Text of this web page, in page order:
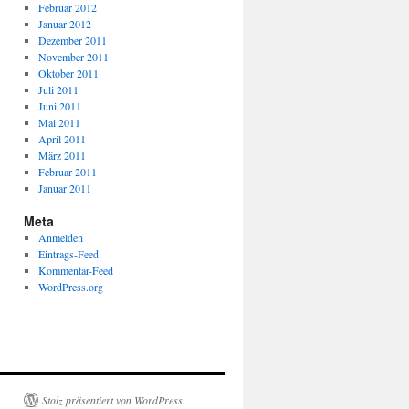
Februar 2012
Januar 2012
Dezember 2011
November 2011
Oktober 2011
Juli 2011
Juni 2011
Mai 2011
April 2011
März 2011
Februar 2011
Januar 2011
Meta
Anmelden
Eintrags-Feed
Kommentar-Feed
WordPress.org
Stolz präsentiert von WordPress.